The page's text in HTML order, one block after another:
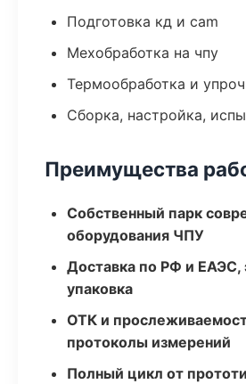
Подготовка кд и cam
Мехобработка на чпу
Термообработка и
Сборка, настройка,
Преимущества
Собственный парк
оборудования ЧПУ
Доставка по РФ и ЕАЭС,
упаковка
ОТК и
протоколы измерений
Полный цикл от